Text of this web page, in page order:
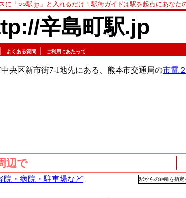
に「○○駅.jp」と入れるだけ！駅街ガイドは駅を起点にあなた
辛島町駅.jp
よくある質問 ご利用にあたって
央区新市街7-1地先にある、熊本市交通局の市電
辺で
院・病院・駐車場など 駅からの距離を指定